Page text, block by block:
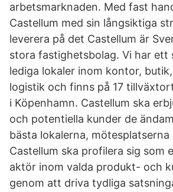
arbetsmarknaden. Med fast
Castellum med sin långsiktiga
leverera på det Castellum är
stora fastighetsbolag. Vi har
lediga lokaler inom kontor,
logistik och finns på 17
i Köpenhamn. Castellum ska
och potentiella kunder de
bästa lokalerna,
Castellum ska profilera sig som
aktör inom valda produkt- och
genom att driva tydliga